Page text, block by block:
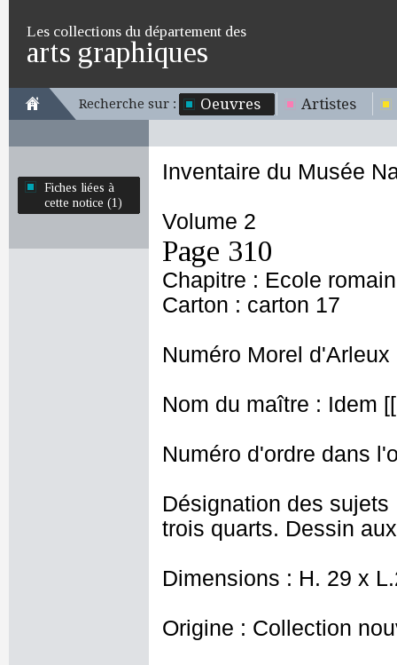
Les collections du département des
arts graphiques
Recherche sur : Oeuvres Artistes
Fiches liées à
cette notice (1)
Inventaire du Musée
Volume 2
Page 310
Chapitre : Ecole
Carton : carton 17
Numéro Morel d'Arleux
Nom du maître : Idem
Numéro d'ordre dans
Désignation des
trois quarts. Dessin
Dimensions : H. 29 x
Origine : Collection